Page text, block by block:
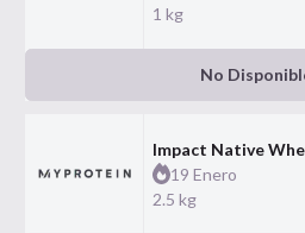
1 kg
No
Impact Native
19 Enero
2.5 kg